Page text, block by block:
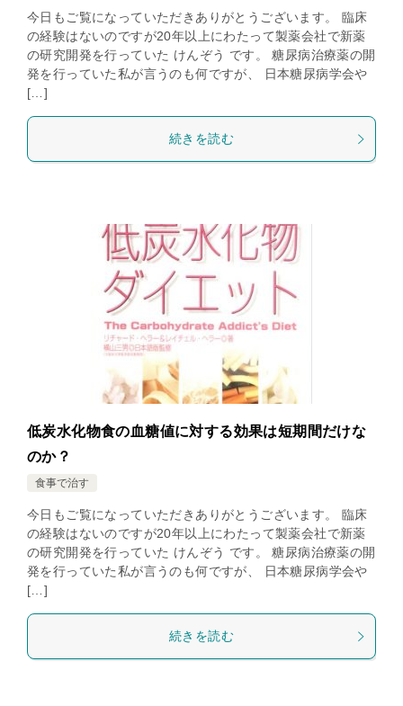
今日もご覧になっていただきありがとうございます。 臨床
の経験はないのですが20年以上にわたって製薬会社で新薬
の研究開発を行っていた けんぞう です。 糖尿病治療薬の開
発を行っていた私が言うのも何ですが、 日本糖尿病学会や
[…]
続きを読む
低炭水化物食の血糖値に対する効果は短期間だけな
のか？
食事で治す
今日もご覧になっていただきありがとうございます。 臨床
の経験はないのですが20年以上にわたって製薬会社で新薬
の研究開発を行っていた けんぞう です。 糖尿病治療薬の開
発を行っていた私が言うのも何ですが、 日本糖尿病学会や
[…]
続きを読む